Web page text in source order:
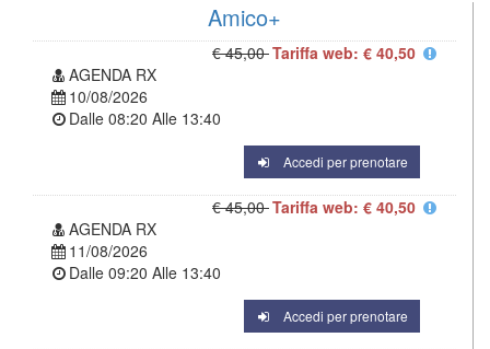
Amico+
€ 45,00Tariffa web: € 40,50
AGENDA RX
10/08/2026
Dalle 08:20 Alle 13:40
Accedi per prenotare
€ 45,00Tariffa web: € 40,50
AGENDA RX
11/08/2026
Dalle 09:20 Alle 13:40
Accedi per prenotare